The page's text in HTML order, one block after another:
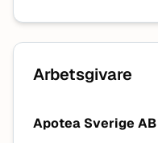
Arbetsgivare
Apotea Sverige AB